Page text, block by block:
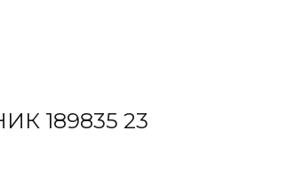
189835 23